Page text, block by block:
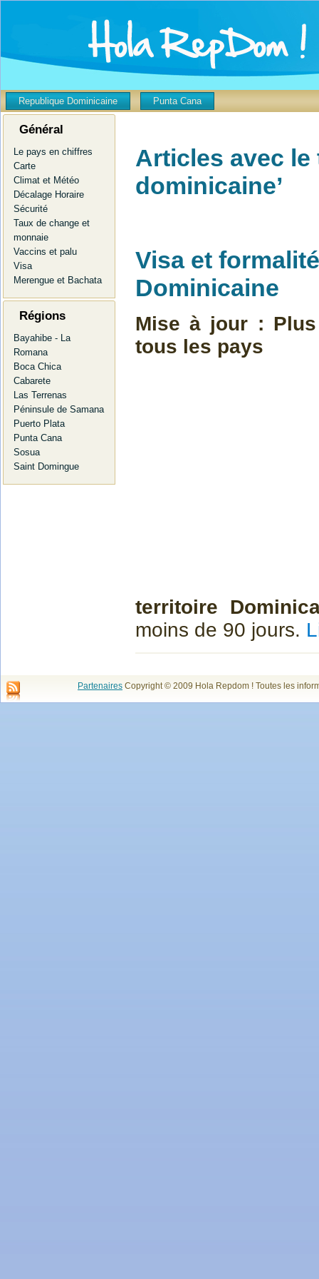
Republique Dominicaine Punta Cana
Général
Le pays en chiffres
Carte
Climat et Météo
Décalage Horaire
Sécurité
Taux de change et
monnaie
Vaccins et palu
Visa
Merengue et Bachata
Régions
Bayahibe - La
Romana
Boca Chica
Cabarete
Las Terrenas
Péninsule de Samana
Puerto Plata
Punta Cana
Sosua
Saint Domingue
Articles avec le
dominicaine’
Visa et
Dominicaine
Mise à jour :
tous les pays
territoire
moins de 90 jours.
Partenaires Copyright © 2009 Hola Repdom ! Toutes les